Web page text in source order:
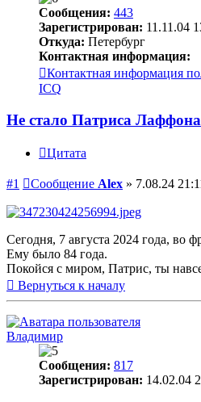
Сообщения: 443
Зарегистрирован: 11.11.04
Откуда: Петербург
Контактная информация:
Контактная информация
ICQ
Не стало Патриса Лаффона
Цитата
#1 Сообщение Alex » 7.08.24
Сегодня, 7 августа 2024 года, во
Ему было 84 года.
Покойся с миром, Патрис, ты
Вернуться к началу
Владимир
Сообщения: 817
Зарегистрирован: 14.02.04